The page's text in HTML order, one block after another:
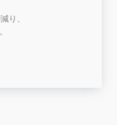
り、